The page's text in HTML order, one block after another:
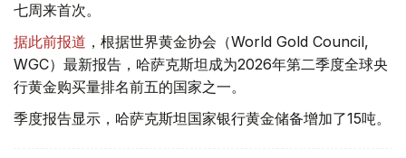
七周来首次。
据此前报道 ，根据世界黄金协会（World Gold Council,
WGC）最新报告，哈萨克斯坦成为2026年第二季度全球央
行黄金购买量排名前五的国家之一。
季度报告显示，哈萨克斯坦国家银行黄金储备增加了15吨。